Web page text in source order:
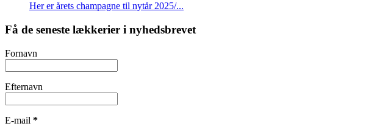
Her er årets champagne til nytår 2025/...
Få de seneste lækkerier i nyhedsbrevet
Fornavn
Efternavn
E-mail *